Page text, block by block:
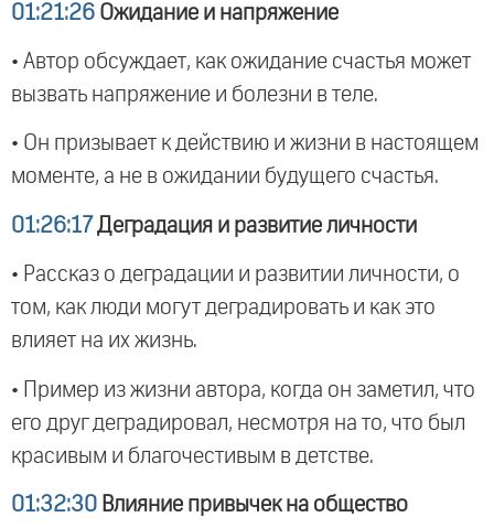
01:21:26 Ожидание и напряжение
• Автор обсуждает, как ожидание счастья может
вызвать напряжение и болезни в теле.
• Он призывает к действию и жизни в настоящем
моменте, а не в ожидании будущего счастья.
01:26:17 Деградация и развитие личности
• Рассказ о деградации и развитии личности, о
том, как люди могут деградировать и как это
влияет на их жизнь.
• Пример из жизни автора, когда он заметил, что
его друг деградировал, несмотря на то, что был
красивым и благочестивым в детстве.
01:32:30 Влияние привычек на общество